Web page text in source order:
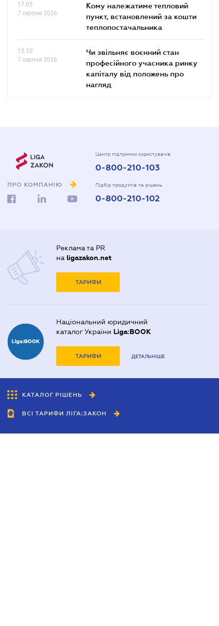
17.05
7 серпня 2026
Кому належатиме тепловий
пункт, встановлений за кошти
теплопостачальника
15.10
7 серпня 2026
Чи звільняє воєнний стан
професійного учасника ринку
капіталу від положень про
нагляд
ПРО КОМПАНІЮ
Центр підтримки користувачів
0-800-210-103
Підбір продуктів та рішень
0-800-210-102
Реклама та PR
на ligazakon.net
ТАРИФИ
Національний юридичний
каталог України Liga:BOOK
ТАРИФИ ДЕТАЛЬНІШЕ
КАТАЛОГ РІШЕНЬ
ВСІ ТАРИФИ ЛІГА:ЗАКОН